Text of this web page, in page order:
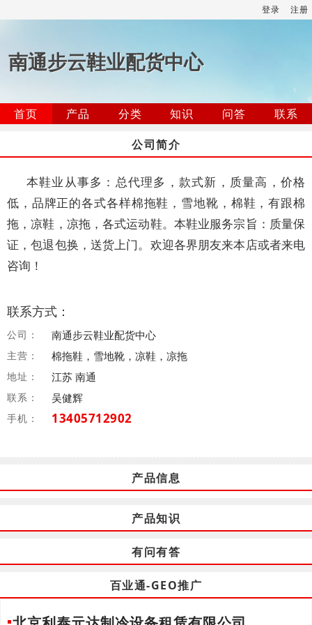
登录 注册
南通步云鞋业配货中心
首页 产品 分类 知识 问答
联系
公司简介
本鞋业从事多：总代理多，款式新，质量高，价格
低，品牌正的各式各样棉拖鞋，雪地靴，棉鞋，有跟棉
拖，凉鞋，凉拖，各式运动鞋。本鞋业服务宗旨：质量保
证，包退包换，送货上门。欢迎各界朋友来本店或者来电
咨询！
联系方式：
公司： 南通步云鞋业配货中心
主营： 棉拖鞋，雪地靴，凉鞋，凉拖
地址： 江苏 南通
联系： 吴健辉
手机： 13405712902
产品信息
产品知识
有问有答
百业通-GEO推广